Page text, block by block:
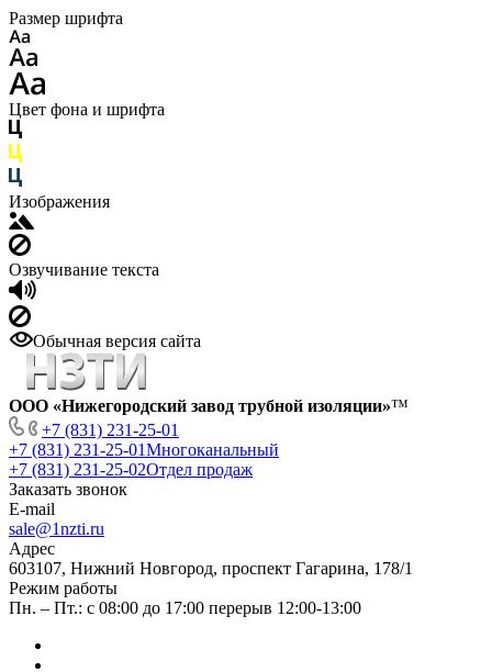
Размер шрифта
Цвет фона и шрифта
Изображения
Озвучивание текста
Обычная версия сайта
ООО «Нижегородский завод трубной изоляции»™
+7 (831) 231-25-01
+7 (831) 231-25-01Многоканальный
+7 (831) 231-25-02Отдел продаж
Заказать звонок
E-mail
sale@1nzti.ru
Адрес
603107, Нижний Новгород, проспект Гагарина, 178/1
Режим работы
Пн. – Пт.: с 08:00 до 17:00 перерыв 12:00-13:00